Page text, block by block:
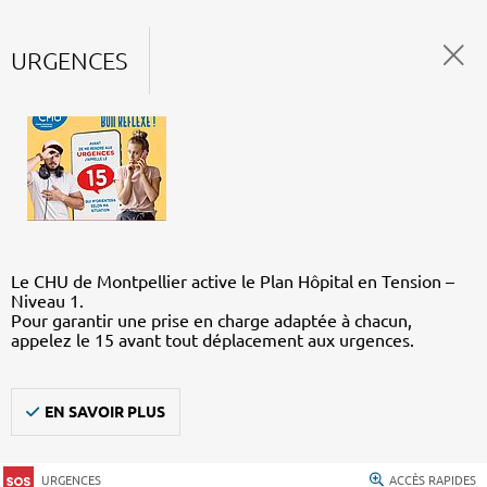
URGENCES
Le CHU de Montpellier active le Plan Hôpital en Tension –
Niveau 1.
Pour garantir une prise en charge adaptée à chacun,
appelez le 15 avant tout déplacement aux urgences.
EN SAVOIR PLUS
URGENCES ACCÈS RAPIDES